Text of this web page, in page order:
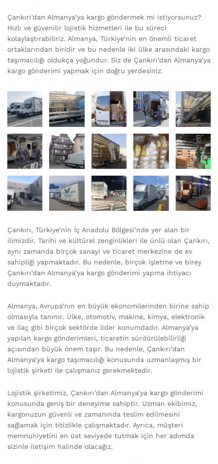
Çankırı’dan Almanya’ya kargo göndermek mi istiyorsunuz?
Hızlı ve güvenilir lojistik hizmetleri ile bu süreci
kolaylaştırabiliriz. Almanya, Türkiye’nin en önemli ticaret
ortaklarından biridir ve bu nedenle iki ülke arasındaki kargo
taşımacılığı oldukça yoğundur. Siz de Çankırı’dan Almanya’ya
kargo gönderimi yapmak için doğru yerdesiniz.
Çankırı, Türkiye’nin İç Anadolu Bölgesi’nde yer alan bir
ilimizdir. Tarihi ve kültürel zenginlikleri ile ünlü olan Çankırı,
aynı zamanda birçok sanayi ve ticaret merkezine de ev
sahipliği yapmaktadır. Bu nedenle, birçok işletme ve birey
Çankırı’dan Almanya’ya kargo gönderimi yapma ihtiyacı
duymaktadır.
Almanya, Avrupa’nın en büyük ekonomilerinden birine sahip
olmasıyla tanınır. Ülke, otomotiv, makine, kimya, elektronik
ve ilaç gibi birçok sektörde lider konumdadır. Almanya’ya
yapılan kargo gönderimleri, ticaretin sürdürülebilirliği
açısından büyük önem taşır. Bu nedenle, Çankırı’dan
Almanya’ya kargo taşımacılığı konusunda uzmanlaşmış bir
lojistik şirketi ile çalışmanız gerekmektedir.
Lojistik şirketimiz, Çankırı’dan Almanya’ya kargo gönderimi
konusunda geniş bir deneyime sahiptir. Uzman ekibimiz,
kargonuzun güvenli ve zamanında teslim edilmesini
sağlamak için titizlikle çalışmaktadır. Ayrıca, müşteri
memnuniyetini en üst seviyede tutmak için her adımda
sizinle iletişim halinde olacağız.